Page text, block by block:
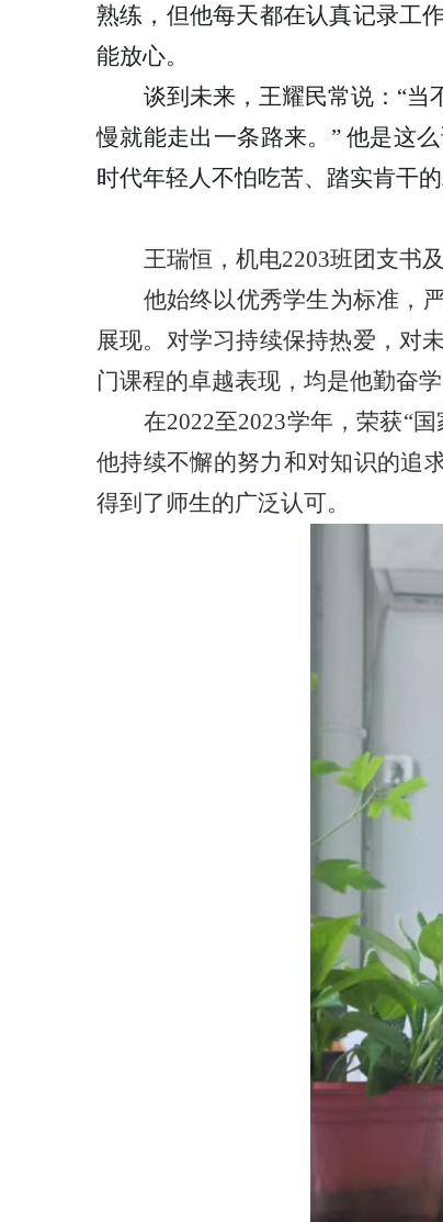
熟练，但他每天都在认真记录工
能放心。
谈到未来，王耀民常说： “当
慢就能走出一条路来。” 他是这
时代年轻人不怕吃苦、踏实肯干的
王瑞恒，机电2203班团支书
他始终以优秀学生为标准，
展现。对学习持续保持热爱，对
门课程的卓越表现，均是他勤奋
在2022至2023学年，荣获“
他持续不懈的努力和对知识的追
得到了师生的广泛认可。